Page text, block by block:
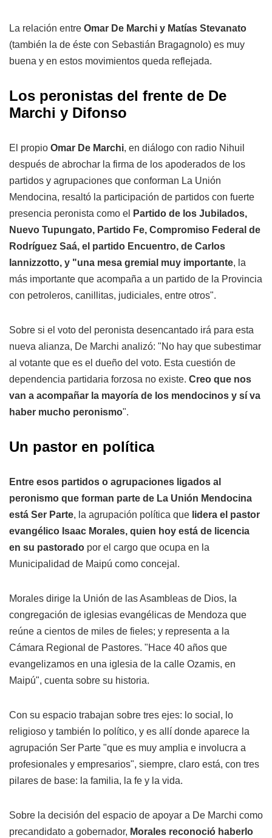
La relación entre Omar De Marchi y Matías Stevanato
(también la de éste con Sebastián Bragagnolo) es muy
buena y en estos movimientos queda reflejada.
Los peronistas del frente de De
Marchi y Difonso
El propio Omar De Marchi, en diálogo con radio Nihuil
después de abrochar la firma de los apoderados de los
partidos y agrupaciones que conforman La Unión
Mendocina, resaltó la participación de partidos con fuerte
presencia peronista como el
Partido de los Jubilados,
Nuevo Tupungato, Partido Fe, Compromiso Federal de
Rodríguez Saá, el partido Encuentro, de Carlos
Iannizzotto, y "una mesa gremial muy importante, la
más importante que acompaña a un partido de la Provincia
con petroleros, canillitas, judiciales, entre otros".
Sobre si el voto del peronista desencantado irá para esta
nueva alianza, De Marchi analizó: "No hay que subestimar
al votante que es el dueño del voto. Esta cuestión de
dependencia partidaria forzosa no existe. Creo que nos
van a acompañar la mayoría de los mendocinos y sí va
haber mucho peronismo".
Un pastor en política
Entre esos partidos o agrupaciones ligados al
peronismo que forman parte de La Unión Mendocina
está Ser Parte, la agrupación política que lidera el pastor
evangélico Isaac Morales, quien hoy está de licencia
en su pastorado por el cargo que ocupa en la
Municipalidad de Maipú como concejal.
Morales dirige la Unión de las Asambleas de Dios, la
congregación de iglesias evangélicas de Mendoza que
reúne a cientos de miles de fieles; y representa a la
Cámara Regional de Pastores. "Hace 40 años que
evangelizamos en una iglesia de la calle Ozamis, en
Maipú", cuenta sobre su historia.
Con su espacio trabajan sobre tres ejes: lo social, lo
religioso y también lo político, y es allí donde aparece la
agrupación Ser Parte "que es muy amplia e involucra a
profesionales y empresarios", siempre, claro está, con tres
pilares de base: la familia, la fe y la vida.
Sobre la decisión del espacio de apoyar a De Marchi como
precandidato a gobernador, Morales reconoció haberlo